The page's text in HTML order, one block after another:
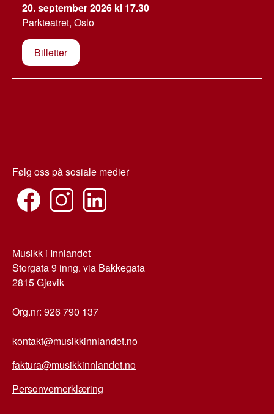
20. september 2026 kl 17.30
Parkteatret, Oslo
Billetter
Følg oss på sosiale medier
Musikk i Innlandet
Storgata 9 inng. via Bakkegata
2815 Gjøvik
Org.nr: 926 790 137
kontakt@musikkinnlandet.no
faktura@musikkinnlandet.no
Personvernerklæring